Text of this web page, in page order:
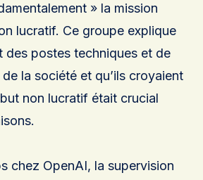
» la mission
lucratif. Ce groupe explique
des postes techniques et de
la société et qu’ils croyaient
non lucratif était crucial
chez OpenAI, la supervision